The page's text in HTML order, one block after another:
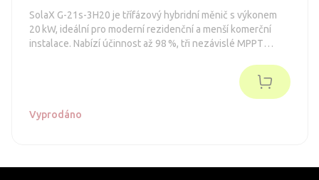
SolaX G-21s-3H20 je třífázový hybridní měnič s výkonem
20 kW, ideální pro moderní rezidenční a menší komerční
instalace. Nabízí účinnost až 98 %, tři nezávislé MPPT
do 10 ms. Zařízení je kompatibilní s vysokonapěťovými
bateriemi, podporuje inteligentní řízení přes platformu
SolaX Cloud a součástí balení je Wi-Fi+LAN Dongle 3.0 a
proudový transformátor (CT).
Vyprodáno